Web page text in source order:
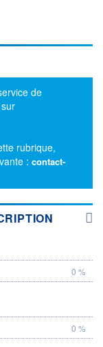
de
rubrique,
: contact-
0 %
0 %